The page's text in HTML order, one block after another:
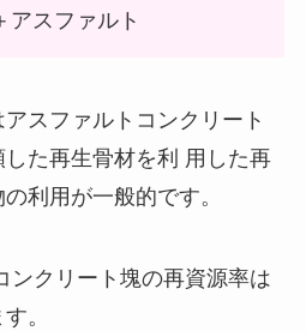
アスファルト
スファルトコンクリート
た再生骨材を利 用した再
利用が一般的です。
ンクリート塊の再資源率は
。